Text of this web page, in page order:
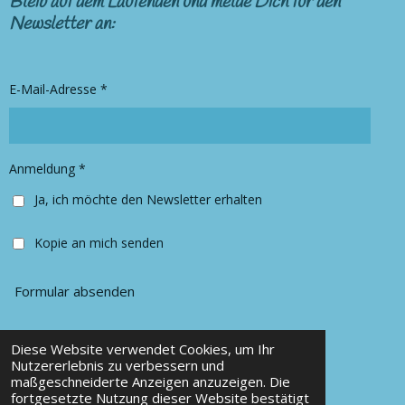
Diese Website verwendet Cookies, um Ihr
Nutzererlebnis zu verbessern und
maßgeschneiderte Anzeigen anzuzeigen. Die
fortgesetzte Nutzung dieser Website bestätigt
t
a
a
e
b
k
Newsletter an:
E-Mail-Adresse *
Anmeldung *
Ja, ich möchte den Newsletter erhalten
Kopie an mich senden
Formular absenden
© 2025 Chancy Kleidung
Mit Unterstützung vonWebador